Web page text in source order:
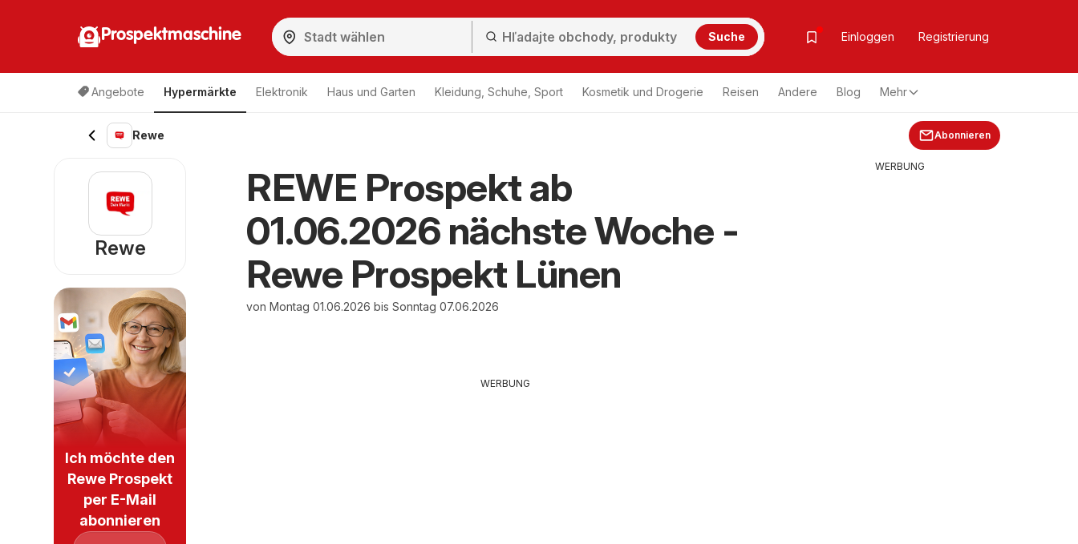
Prospektmaschine Suche Einloggen Registrierung
Angebote Hypermärkte Elektronik Haus und Garten Kleidung, Schuhe, Sport Kosmetik und Drogerie Reisen Andere Blog Mehr
Rewe Abonnieren
REWE Prospekt ab
01.06.2026 nächste Woche -
Rewe Prospekt Lünen
von Montag 01.06.2026 bis Sonntag 07.06.2026
WERBUNG
Rewe
Ich möchte den
Rewe Prospekt
per E-Mail
abonnieren
WERBUNG